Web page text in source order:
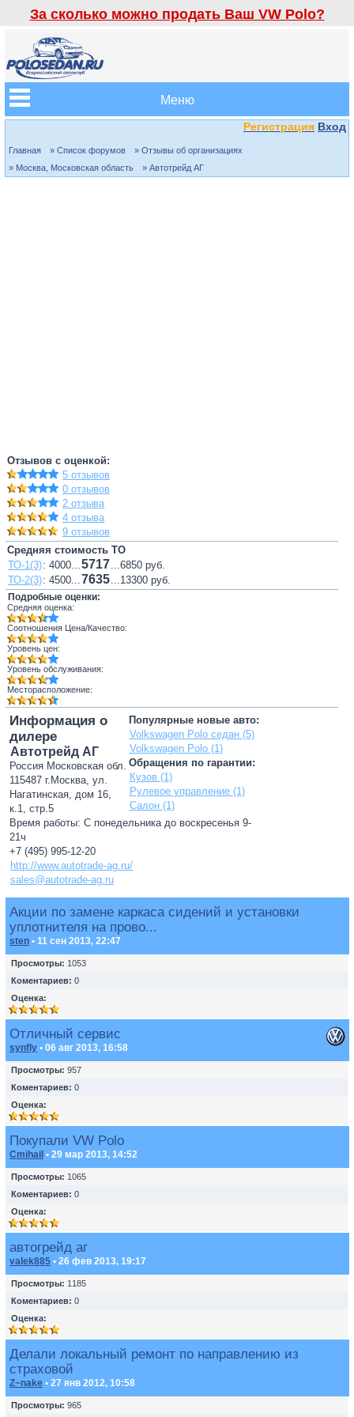
За сколько можно продать Ваш VW Polo?
Меню
Регистрация Вход
Главная » Список форумов
» Отзывы об организациях
» Москва, Московская область
» Автотрейд АГ
Отзывов с оценкой:
5 отзывов
0 отзывов
2 отзыва
4 отзыва
9 отзывов
Средняя стоимость ТО
ТО-1(3): 4000...5717...6850 руб.
ТО-2(3): 4500...7635...13300 руб.
Подробные оценки:
Средняя оценка:
Соотношения Цена/Качество:
Уровень цен:
Уровень обслуживания:
Месторасположение:
Популярные новые авто:
Volkswagen Polo седан (5)
Volkswagen Polo (1)
Обращения по гарантии:
Кузов (1)
Рулевое управление (1)
Салон (1)
Информация о
дилере
Автотрейд АГ
Россия Московская обл.
115487 г.Москва, ул.
Нагатинская, дом 16,
к.1, стр.5
Время работы: С понедельника до воскресенья 9-
21ч
+7 (495) 995-12-20
http://www.autotrade-ag.ru/
sales@autotrade-ag.ru
Акции по замене каркаса сидений и установки
уплотнителя на прово...
sten • 11 сен 2013, 22:47
Просмотры: 1053
Коментариев: 0
Оценка:
Отличный сервис
synfly • 06 авг 2013, 16:58
Просмотры: 957
Коментариев: 0
Оценка:
Покупали VW Polo
Cmihail • 29 мар 2013, 14:52
Просмотры: 1065
Коментариев: 0
Оценка:
автогрейд аг
valek885 • 26 фев 2013, 19:17
Просмотры: 1185
Коментариев: 0
Оценка:
Делали локальный ремонт по направлению из
страховой
Z~nake • 27 янв 2012, 10:58
Просмотры: 965